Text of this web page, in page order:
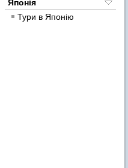
Японія
Тури в Японію